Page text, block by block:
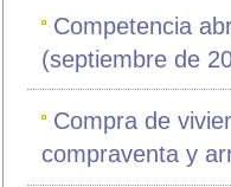
Competencia
(septiembre de
Compra de
compraventa y